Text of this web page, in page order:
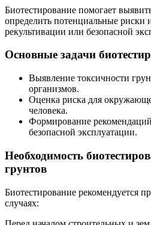
Биотестирование помогает
определить потенциальные риски
рекультивации или безопасной
Основные задачи
Выявление токсичности
организмов.
Оценка риска для
человека.
Формирование
безопасной эксплуатации.
Необходимость
грунтов
Биотестирование рекомендуется
случаях: